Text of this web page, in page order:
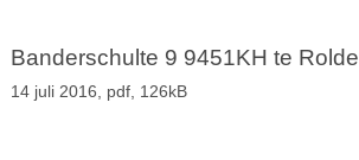
Banderschulte 9 9451KH te Rolde
14 juli 2016, pdf, 126kB